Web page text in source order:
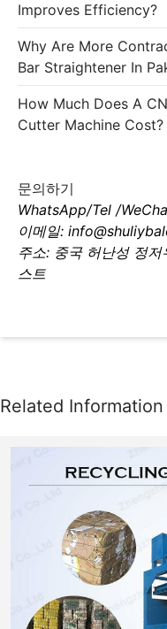
Improves Efficiency?
Why Are More
Bar Straightener In
How Much Does A
Cutter Machine Cost?
문의하기
WhatsApp/Tel /
이메일:
주소: 중국 허난성 정
스트